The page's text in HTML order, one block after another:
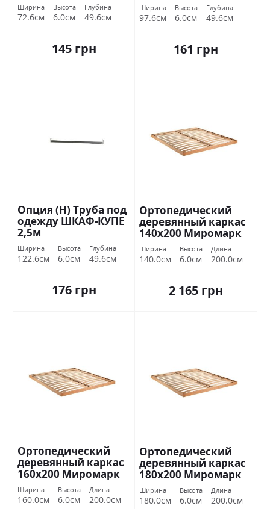
Ширина
72.6см
Высота
6.0см
Глубина
49.6см
145 грн
Ширина
97.6см
Высота
6.0см
Глубина
49.6см
161 грн
Опция (Н) Труба под
одежду ШКАФ-КУПЕ
2,5м
Ширина
122.6см
Высота
6.0см
Глубина
49.6см
176 грн
Ортопедический
деревянный каркас
140х200 Миромарк
Ширина
140.0см
Высота
6.0см
Длина
200.0см
2 165 грн
Ортопедический
деревянный каркас
160х200 Миромарк
Ширина
160.0см
Высота
6.0см
Длина
200.0см
Ортопедический
деревянный каркас
180х200 Миромарк
Ширина
180.0см
Высота
6.0см
Длина
200.0см